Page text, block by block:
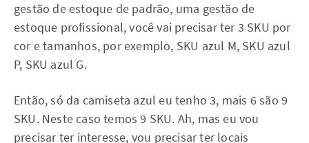
gestão de estoque de padrão, uma gestão de
estoque profissional, você vai precisar ter 3 SKU por
cor e tamanhos, por exemplo, SKU azul M, SKU azul
P, SKU azul G.
Então, só da camiseta azul eu tenho 3, mais 6 são 9
SKU. Neste caso temos 9 SKU. Ah, mas eu vou
precisar ter interesse, vou precisar ter locais